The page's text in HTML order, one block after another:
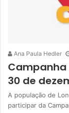
Ana Paula Hedler
Campanha
30 de
A população de
participar da